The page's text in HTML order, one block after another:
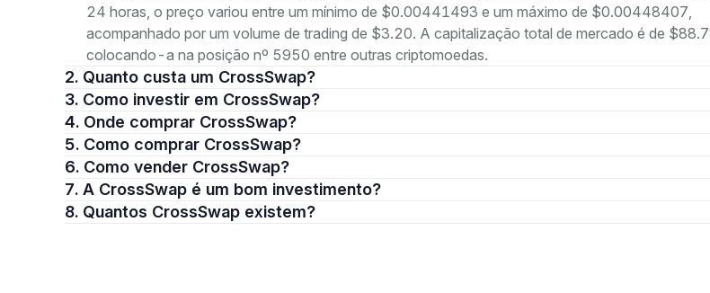
24 horas, o preço variou entre um mínimo de $0.00441493 e um máximo de $0.00448407,
acompanhado por um volume de trading de $3.20. A capitalização total de mercado é de
colocando-a na posição nº 5950 entre outras criptomoedas.
2. Quanto custa um CrossSwap?
3. Como investir em CrossSwap?
4. Onde comprar CrossSwap?
5. Como comprar CrossSwap?
6. Como vender CrossSwap?
7. A CrossSwap é um bom investimento?
8. Quantos CrossSwap existem?